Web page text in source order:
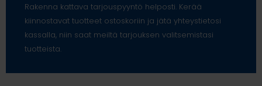
Rakenna kattava tarjouspyyntö helposti. Kerää
kiinnostavat tuotteet ostoskoriin ja jätä yhteystietosi
kassalla, niin saat meiltä tarjouksen valitsemistasi
tuotteista.